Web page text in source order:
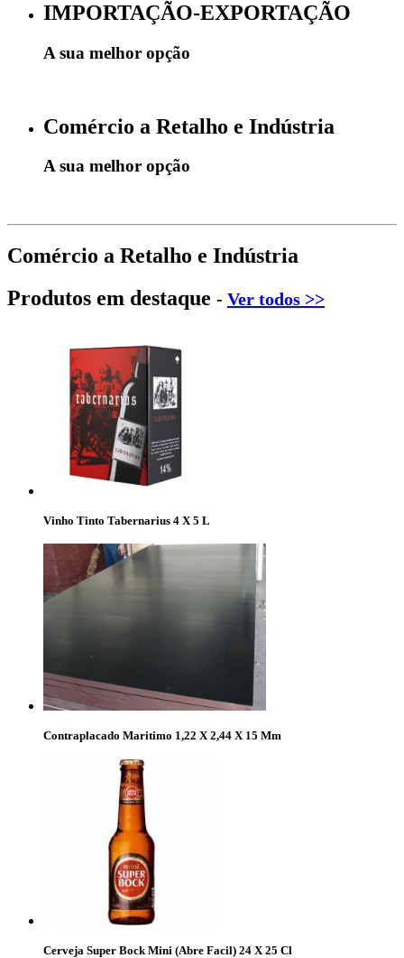
IMPORTAÇÃO-EXPORTAÇÃO
A sua melhor opção
Comércio a Retalho e Indústria
A sua melhor opção
Comércio a Retalho e Indústria
Produtos em destaque - Ver todos >>
Vinho Tinto Tabernarius 4 X 5 L
Contraplacado Maritimo 1,22 X 2,44 X 15 Mm
Cerveja Super Bock Mini (Abre Facil) 24 X 25 Cl